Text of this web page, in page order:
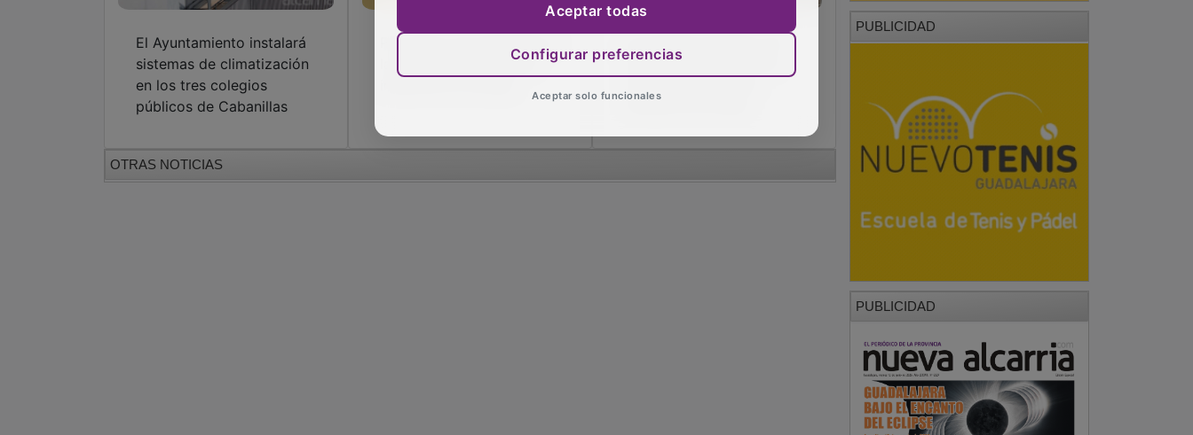
El Ayuntamiento instalará
sistemas de climatización
en los tres colegios
públicos de Cabanillas
PCI Clima: de Cabanillas a
la cima de la seguridad
Cabanillas contarán de
OTRAS NOTICIAS
PUBLICIDAD
PUBLICIDAD
Aceptar todas
Configurar preferencias
Aceptar solo funcionales